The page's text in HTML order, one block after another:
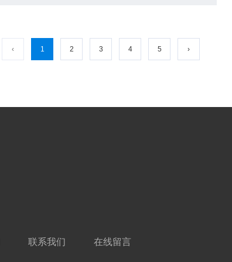
‹ 1 2 3 4 5 ›
联系我们 在线留言